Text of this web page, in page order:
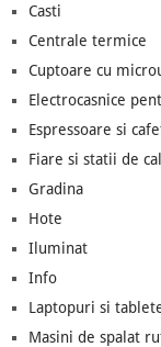
Casti
Centrale termice
Cuptoare cu
Electrocasnice
Espressoare si
Fiare si statii de
Gradina
Hote
Iluminat
Info
Laptopuri si
Masini de spalat